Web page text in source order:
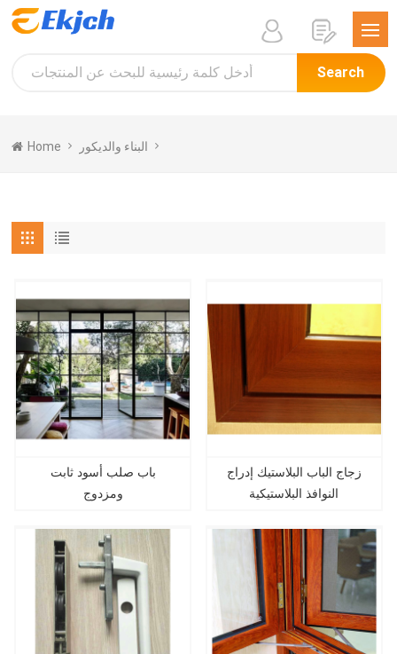
Search
Home البناء والديكور
باب صلب أسود ثابت
ومزدوج
زجاج الباب البلاستيك إدراج
النوافذ البلاستيكية